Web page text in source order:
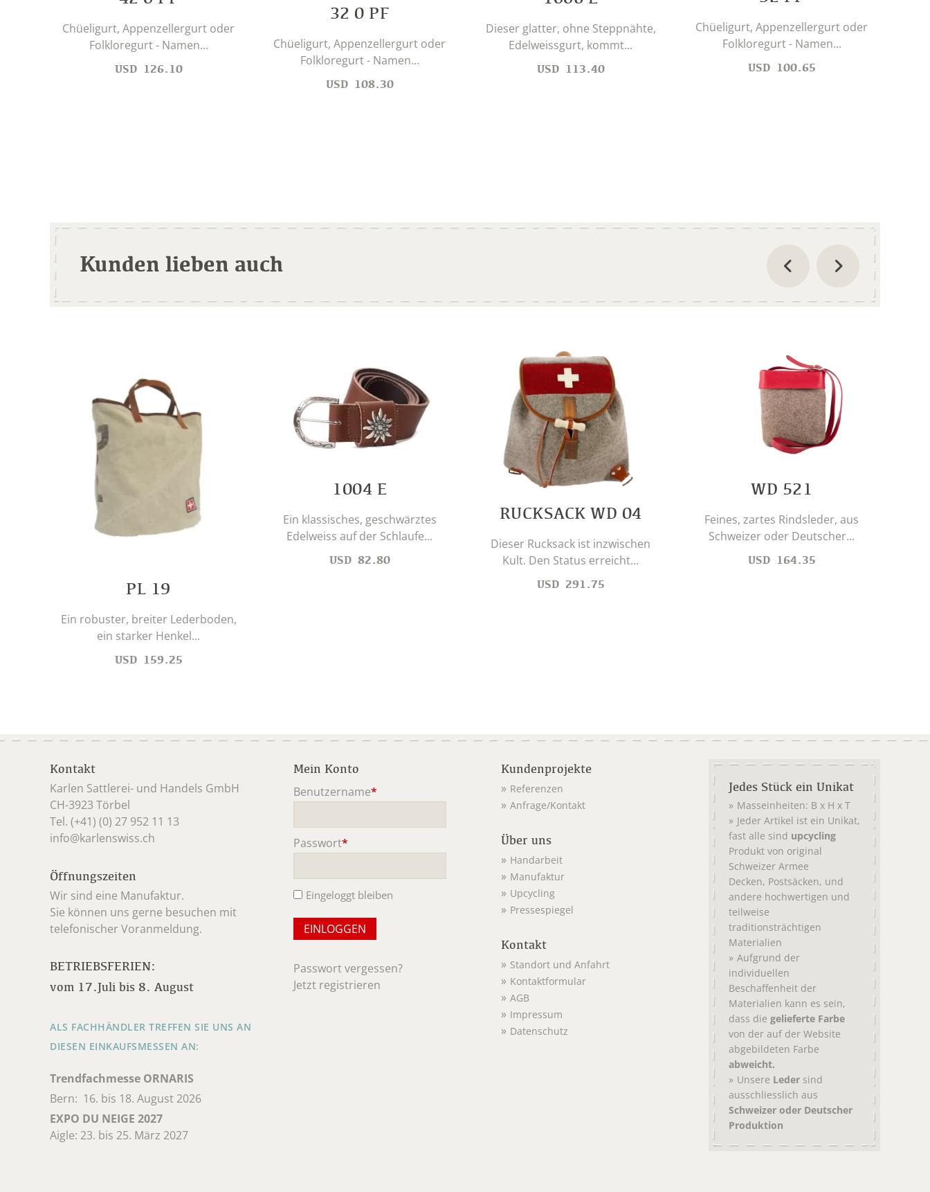
Chüeligurt, Appenzellergurt oder
Folkloregurt - Namen...
USD 126.10
32 0 PF
Chüeligurt, Appenzellergurt oder
Folkloregurt - Namen...
USD 108.30
Dieser glatter, ohne Steppnähte,
Edelweissgurt, kommt...
USD 113.40
Chüeligurt, Appenzellergurt oder
Folkloregurt - Namen...
USD 100.65
Kunden lieben auch
PL 19
Ein robuster, breiter Lederboden,
ein starker Henkel...
USD 159.25
1004 E
Ein klassisches, geschwärztes
Edelweiss auf der Schlaufe...
USD 82.80
RUCKSACK WD 04
Dieser Rucksack ist inzwischen
Kult. Den Status erreicht...
USD 291.75
WD 521
Feines, zartes Rindsleder, aus
Schweizer oder Deutscher...
USD 164.35
Kontakt
Karlen Sattlerei- und Handels GmbH
CH-3923 Törbel
Tel. (+41) (0) 27 952 11 13
info@karlenswiss.ch
Öffnungszeiten
Wir sind eine Manufaktur.
Sie können uns gerne besuchen mit
telefonischer Voranmeldung.
BETRIEBSFERIEN:
vom 17.Juli bis 8. August
ALS FACHHÄNDLER TREFFEN SIE UNS AN
DIESEN EINKAUFSMESSEN AN:
Trendfachmesse ORNARIS
Bern: 16. bis 18. August 2026
EXPO DU NEIGE 2027
Aigle: 23. bis 25. März 2027
Mein Konto
Benutzername*
Passwort*
Eingeloggt bleiben
Passwort vergessen?
Jetzt registrieren
Kundenprojekte
Referenzen
Anfrage/Kontakt
Über uns
Handarbeit
Manufaktur
Upcycling
Pressespiegel
Kontakt
Standort und Anfahrt
Kontaktformular
AGB
Impressum
Datenschutz
Jedes Stück ein Unikat
Masseinheiten: B x H x T
Jeder Artikel ist ein Unikat,
fast alle sind upcycling
Produkt von original
Schweizer Armee
Decken, Postsäcken, und
andere hochwertigen und
teilweise
traditionsträchtigen
Materialien
Aufgrund der
individuellen
Beschaffenheit der
Materialien kann es sein,
dass die gelieferte Farbe
von der auf der Website
abgebildeten Farbe
abweicht.
Unsere Leder sind
ausschliesslich aus
Schweizer oder Deutscher
Produktion